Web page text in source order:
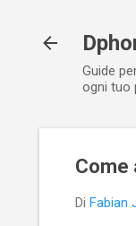
Guide
ogni tuo
Come
Di Fabian